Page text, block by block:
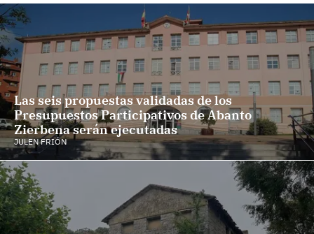
Las seis propuestas validadas de los
Presupuestos Participativos de Abanto
Zierbena serán ejecutadas
JULEN FRIÓN